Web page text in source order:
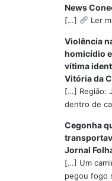
News
[…] Ler
Violência
homicídio
vítima
Vitória da
[…] Região:
dentro de
Cegonha
Jornal
[…] Um
pegou fogo